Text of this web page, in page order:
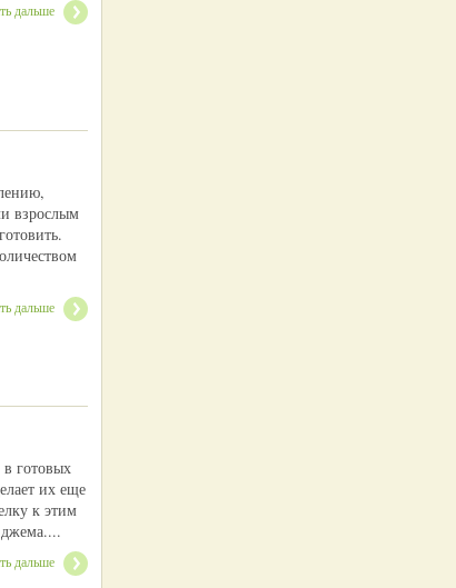
дальше
взрослым
дальше
готовых
их еще
к этим
дальше